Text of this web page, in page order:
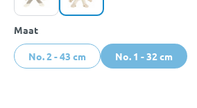
Maat
No. 2 - 43 cm No. 1 - 32 cm